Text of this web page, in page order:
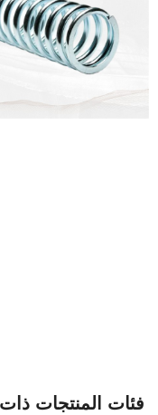
فئات المنتجات